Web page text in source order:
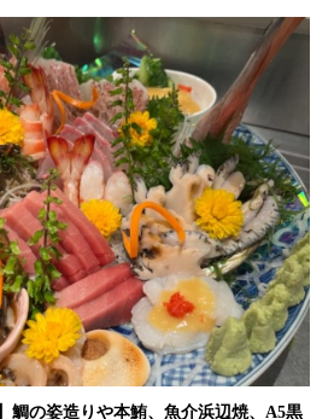
鯛の姿造りや本鮪、魚介浜辺焼、A5黒